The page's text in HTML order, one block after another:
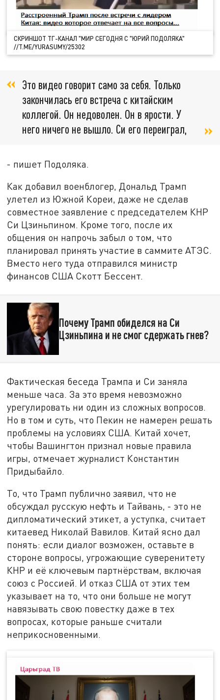
СКРИНШОТ ТГ-КАНАЛ "МИР СЕГОДНЯ С "ЮРИЙ ПОДОЛЯКА"
//T.ME/YURASUMY/25302
Это видео говорит само за себя. Только
закончилась его встреча с китайским
коллегой. Он недоволен. Он в ярости. У
него ничего не вышло. Си его переиграл,
- пишет Подоляка.
Как добавил военблогер, Дональд Трамп
улетел из Южной Кореи, даже не сделав
совместное заявление с председателем КНР
Си Цзиньпином. Кроме того, после их
общения он напрочь забыл о том, что
планировал принять участие в саммите АТЭС.
Вместо него туда отправился министр
финансов США Скотт Бессент.
Почему Трамп обиделся на Си
Цзиньпина и не смог сдержать гнев?
Фактическая беседа Трампа и Си заняла
меньше часа. За это время невозможно
урегулировать ни один из сложных вопросов.
Но в том и суть, что Пекин не намерен решать
проблемы на условиях США. Китай хочет,
чтобы Вашингтон признал новые правила
игры, отмечает журналист Константин
Придыбайло.
То, что Трамп публично заявил, что не
обсуждал русскую нефть и Тайвань, - это не
дипломатический этикет, а уступка, считает
китаевед Николай Вавилов. Китай ясно дал
понять: если диалог возможен, оставьте в
стороне вопросы, угрожающие суверенитету
КНР и её ключевым партнёрствам, включая
союз с Россией. И отказ США от этих тем
указывает на то, что они больше не могут
навязывать свою повестку даже в тех
вопросах, которые раньше считали
неприкосновенными.